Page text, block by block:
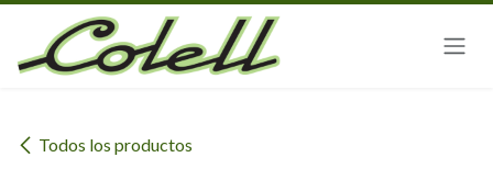
Ir al contenido
Todos los productos